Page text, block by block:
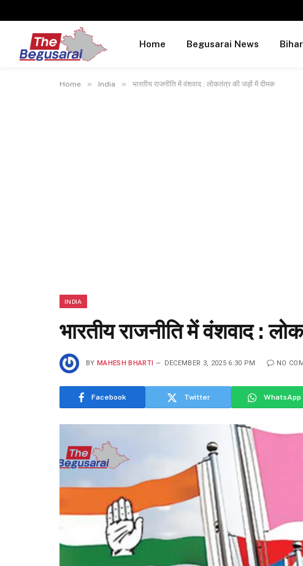
Home Begusarai News Bihar
Home » India » भारतीय राजनीति में वंशवाद : लोकतंत्र की जड़ों में दीमक
INDIA
भारतीय राजनीति में वंशवाद :
BY MAHESH BHARTI DECEMBER 3, 2025 6:30 PM NO
Facebook Twitter WhatsApp